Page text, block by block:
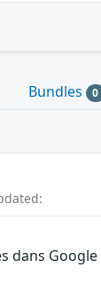
Bundles 0
dans